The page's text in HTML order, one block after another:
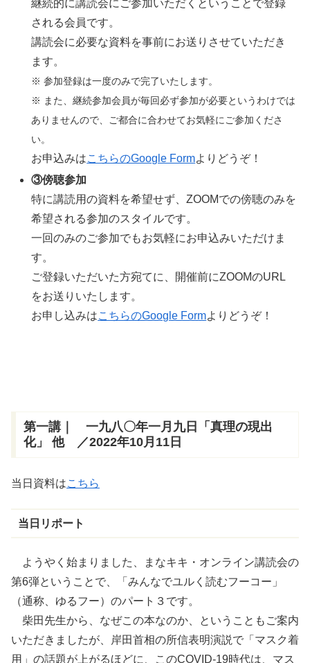
継続的に講読会にご参加いただくということで登録
される会員です。
講読会に必要な資料を事前にお送りさせていただき
ます。
※ 参加登録は一度のみで完了いたします。
※ また、継続参加会員が毎回必ず参加が必要というわけでは
ありませんので、ご都合に合わせてお気軽にご参加くださ
い。
お申込みはこちらのGoogle Formよりどうぞ！
③傍聴参加
特に講読用の資料を希望せず、ZOOMでの傍聴のみを
希望される参加のスタイルです。
一回のみのご参加でもお気軽にお申込みいただけま
す。
ご登録いただいた方宛てに、開催前にZOOMのURL
をお送りいたします。
お申し込みはこちらのGoogle Formよりどうぞ！
第一講｜ 一九八〇年一月九日「真理の現出
化」 他 ／2022年10月11日
当日資料はこちら
当日リポート
ようやく始まりました、まなキキ・オンライン講読会の
第6弾ということで、「みんなでユルく読むフーコー」
（通称、ゆるフー）のパート３です。
柴田先生から、なぜこの本なのか、ということもご案内
いただきましたが、岸田首相の所信表明演説で「マスク着
用」の話題が上がるほどに、このCOVID-19時代は、マス